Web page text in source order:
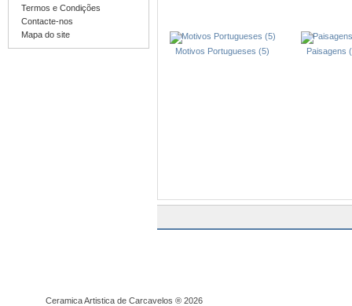
Termos e Condições
Contacte-nos
Mapa do site
Motivos Portugueses (5) Paisagens
Ceramica Artistica de Carcavelos ® 2026